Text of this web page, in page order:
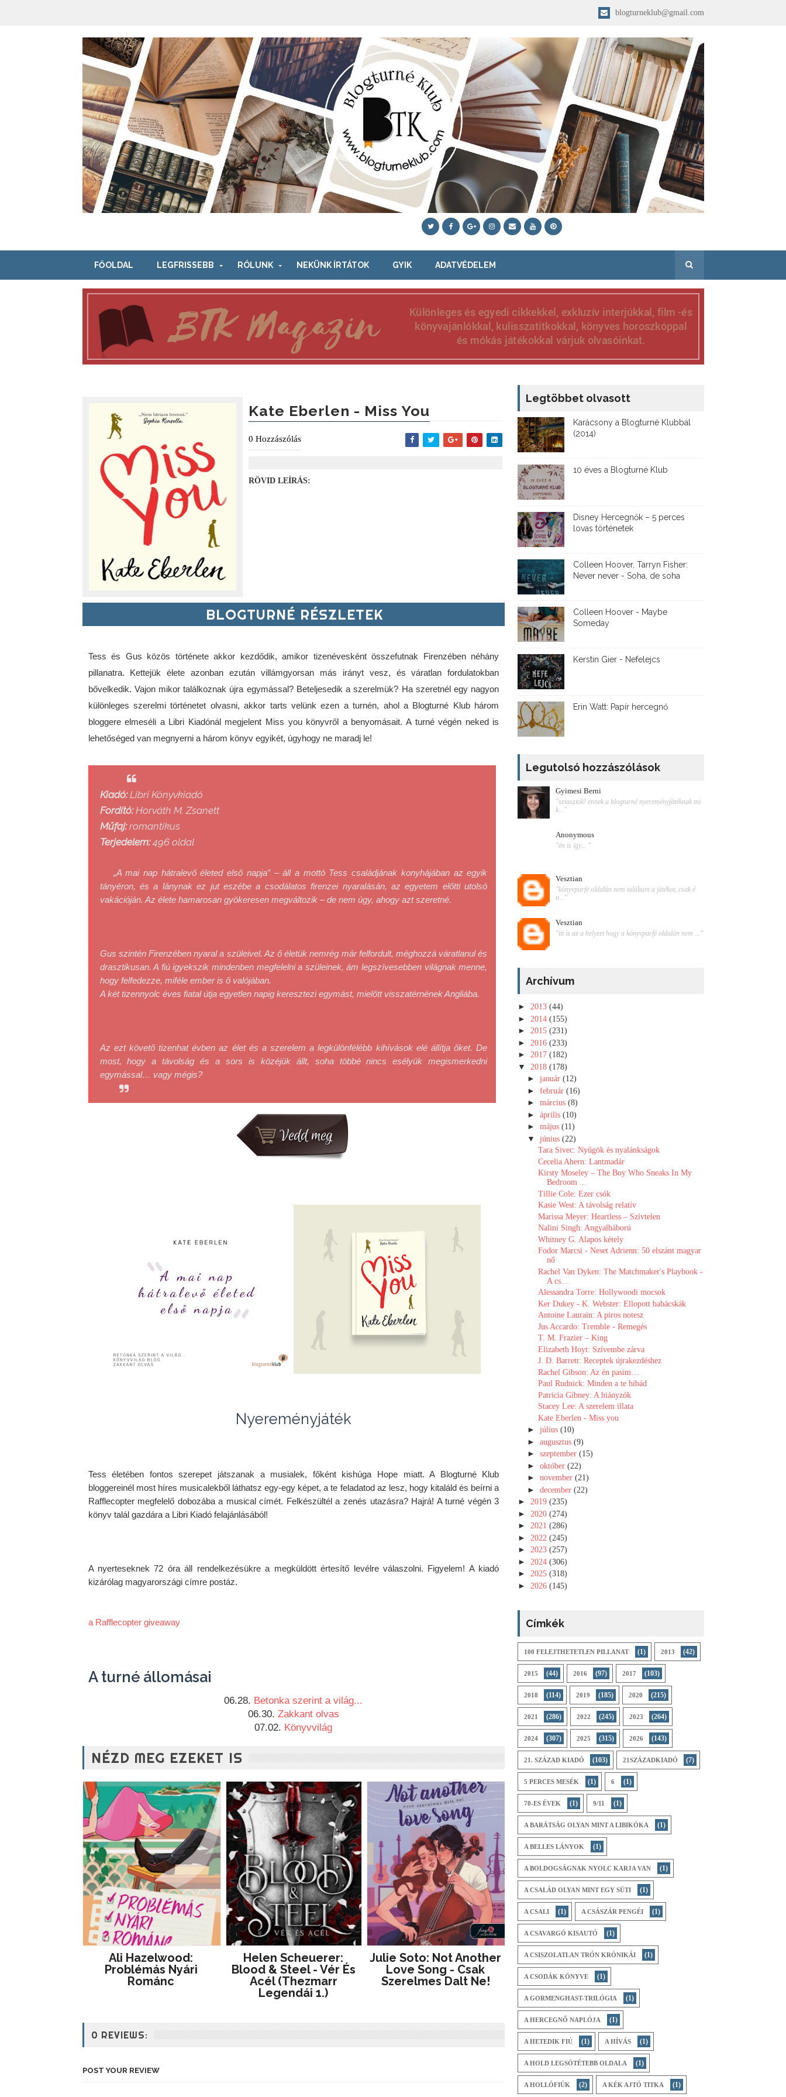
blogturneklub@gmail.com
FŐOLDAL LEGFRISSEBB RÓLUNK NEKÜNK ÍRTÁTOK GYIK ADATVÉDELEM
Kate Eberlen - Miss You
0 Hozzászólás
RÖVID LEÍRÁS:
BLOGTURNÉ RÉSZLETEK
Tess és Gus közös története akkor kezdődik, amikor tizenévesként összefutnak Firenzében néhány
pillanatra. Kettejük élete azonban ezután villámgyorsan más irányt vesz, és váratlan fordulatokban
bővelkedik. Vajon mikor találkoznak újra egymással? Beteljesedik a szerelmük? Ha szeretnél egy nagyon
különleges szerelmi történetet olvasni, akkor tarts velünk ezen a turnén, ahol a Blogturné Klub három
bloggere elmeséli a Libri Kiadónál megjelent Miss you könyvről a benyomásait. A turné végén neked is
Kiadó:Libri Könyvkiadó
Fordító:Horváth M. Zsanett
Műfaj:romantikus
Terjedelem:496 oldal
„A ​mai nap hátralevő életed első napja” – áll a mottó Tess családjának konyhájában az egyik
tányéron, és a lánynak ez jut eszébe a csodálatos firenzei nyaralásán, az egyetem előtti utolsó
Gus szintén Firenzében nyaral a szüleivel. Az ő életük nemrég már felfordult, méghozzá váratlanul és
drasztikusan. A fiú igyekszik mindenben megfelelni a szüleinek, ám legszívesebben világnak menne,
hogy felfedezze, miféle ember is ő valójában.
Az ezt követő tizenhat évben az élet és a szerelem a legkülönfélébb kihívások elé állítja őket. De
most, hogy a távolság és a sors is közéjük állt, soha többé nincs esélyük megismerkedni
egymással… vagy mégis?
Nyereményjáték
Tess életében fontos szerepet játszanak a musialek, főként kishúga Hope miatt. A Blogturné Klub
bloggereinél most híres musicalekből láthatsz egy-egy képet, a te feladatod az lesz, hogy kitaláld és beírni a
Rafflecopter megfelelő dobozába a musical címét. Felkészültél a zenés utazásra? Hajrá! A turné végén 3
könyv talál gazdára a Libri Kiadó felajánlásából!
A nyerteseknek 72 óra áll rendelkezésükre a megküldött értesítő levélre válaszolni. Figyelem! A kiadó
a Rafflecopter giveaway
A turné állomásai
06.28. Betonka szerint a világ...
06.30. Zakkant olvas
07.02. Könyvvilág
NÉZD MEG EZEKET IS
Ali Hazelwood:
Problémás ​nyári
Románc
Helen Scheuerer:
Blood & Steel - Vér És
Acél (Thezmarr
Legendái 1.)
Julie Soto: Not Another
Love Song - Csak
Szerelmes Dalt Ne!
0 REVIEWS:
POST YOUR REVIEW
Legtöbbet olvasott
Karácsony a Blogturné Klubbal
(2014)
10 éves a Blogturné Klub
Disney ​Hercegnők – 5 perces
lovas történetek
Colleen Hoover, Tarryn Fisher:
Never never - Soha, de soha
Colleen Hoover - Maybe
Someday
Kerstin Gier - Nefelejcs
Erin Watt: Papír hercegnő
Legutolsó hozzászólások
Gyimesi Berni
"sziasztok! ennek a blogturné nyereményjátéknak mi
k..."
Anonymous
"én is így... "
Vesztian
"könyvparfé oldalán nem találtam a játékot, csak é
n..."
Vesztian
"itt is az a helyzet hogy a könyvparfé oldalán nem ..."
Archívum
► 2013 (44)
► 2014 (155)
► 2015 (231)
► 2016 (233)
► 2017 (182)
▼ 2018 (178)
►január(12)
►február(16)
►március(8)
►április(10)
►május(11)
▼ június(22)
Tara Sivec: Nyűgök és nyalánkságok
Cecelia Ahern: Lantmadár
Kirsty Moseley – The Boy Who Sneaks In My
Bedroom ...
Tillie Cole: Ezer csók
Kasie West: A távolság relatív
Marissa Meyer: Heartless – Szívtelen
Nalini Singh: Angyalháború
Whitney G. Alapos kétely
Fodor Marcsi - Neset Adrienn: 50 elszánt magyar
nő
Rachel Van Dyken: The Matchmaker's Playbook -
A cs...
Alessandra Torre: Hollywoodi mocsok
Ker Dukey - K. Webster: Ellopott babácskák
Antoine Laurain: A piros notesz
Jus Accardo: Tremble - Remegés
T. M. Frazier – King
Elizabeth Hoyt: Szívembe zárva
J. D. Barrett: Receptek újrakezdéshez
Rachel Gibson: Az ​én pasim…
Paul Rudnick: Minden a te hibád
Patricia Gibney: A hiányzók
Stacey Lee: A ​szerelem illata
Kate Eberlen - Miss you
►július(10)
►augusztus(9)
►szeptember(15)
►október(22)
►november(21)
►december(22)
► 2019 (235)
► 2020 (274)
► 2021 (286)
► 2022 (245)
► 2023 (257)
► 2024 (306)
► 2025 (318)
► 2026 (145)
Címkék
100 FELEJTHETETLEN PILLANAT (1) 2013 (42)
2015 (44) 2016 (97) 2017 (103)
2018 (114) 2019 (185) 2020 (215)
2021 (286) 2022 (245) 2023 (264)
2024 (307) 2025 (315) 2026 (143)
21. SZÁZAD KIADÓ (103) 21SZÁZADKIADÓ (7)
5 PERCES MESÉK (1) 6 (1)
70-ES ÉVEK (1) 9/11 (1)
A BARÁTSÁG OLYAN MINT A LIBIKÓKA (1)
A BELLES LÁNYOK (1)
A BOLDOGSÁGNAK NYOLC KARJA VAN (1)
A CSALÁD OLYAN MINT EGY SÜTI (1)
A CSALI (1) A CSÁSZÁR PENGÉI (1)
A CSAVARGÓ KISAUTÓ (1)
A CSISZOLATLAN TRÓN KRÓNIKÁI (1)
A CSODÁK KÖNYVE (1)
A GORMENGHAST-TRILÓGIA (1)
A HERCEGNŐ NAPLÓJA (1)
A HETEDIK FIÚ (1) A HÍVÁS (1)
A HOLD LEGSÖTÉTEBB OLDALA (1)
A HOLLÓFIÚK (2) A KÉK AJTÓ TITKA (1)